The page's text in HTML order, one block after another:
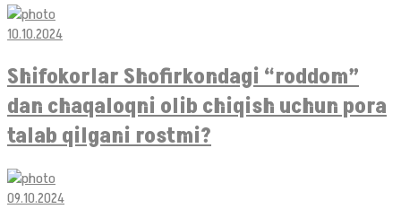
10.10.2024
Shifokorlar Shofirkondagi “roddom”
dan chaqaloqni olib chiqish uchun pora
talab qilgani rostmi?
09.10.2024